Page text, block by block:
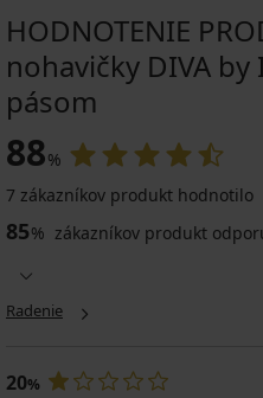
HODNOTENIE
nohavičky DIVA by
pásom
88%
7 zákazníkov produkt hodnotilo
85% zákazníkov produkt
Radenie
20%